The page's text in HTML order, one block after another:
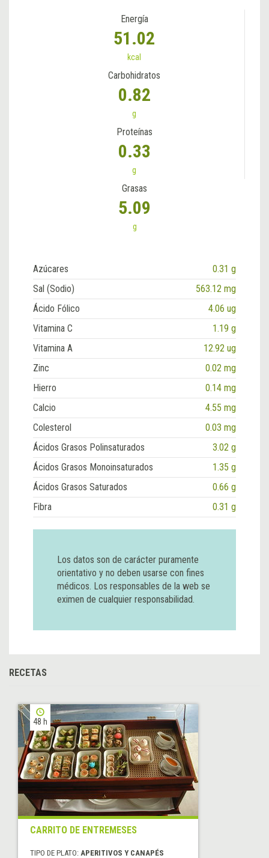
Energía
51.02
kcal
Carbohidratos
0.82
g
Proteínas
0.33
g
Grasas
5.09
g
Azúcares
0.31 g
Sal (Sodio)
563.12 mg
Ácido Fólico
4.06 ug
Vitamina C
1.19 g
Vitamina A
12.92 ug
Zinc
0.02 mg
Hierro
0.14 mg
Calcio
4.55 mg
Colesterol
0.03 mg
Ácidos Grasos Polinsaturados
3.02 g
Ácidos Grasos Monoinsaturados
1.35 g
Ácidos Grasos Saturados
0.66 g
Fibra
0.31 g
Los datos son de carácter puramente
orientativo y no deben usarse con fines
médicos. Los responsables de la web se
eximen de cualquier responsabilidad.
RECETAS
48 h
CARRITO DE ENTREMESES
TIPO DE PLATO: APERITIVOS Y CANAPÉS